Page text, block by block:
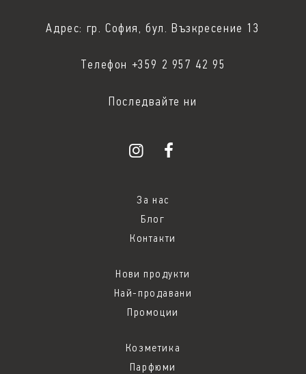
Адрес: гр. София, бул. Възкресение 13
Телефон +359 2 957 42 95
Последвайте ни
За нас
Блог
Контакти
Нови продукти
Най-продавани
Промоции
Козметика
Парфюми